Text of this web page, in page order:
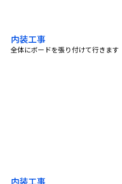
内装工事
全体にボードを張り付けて行きます
内装工事